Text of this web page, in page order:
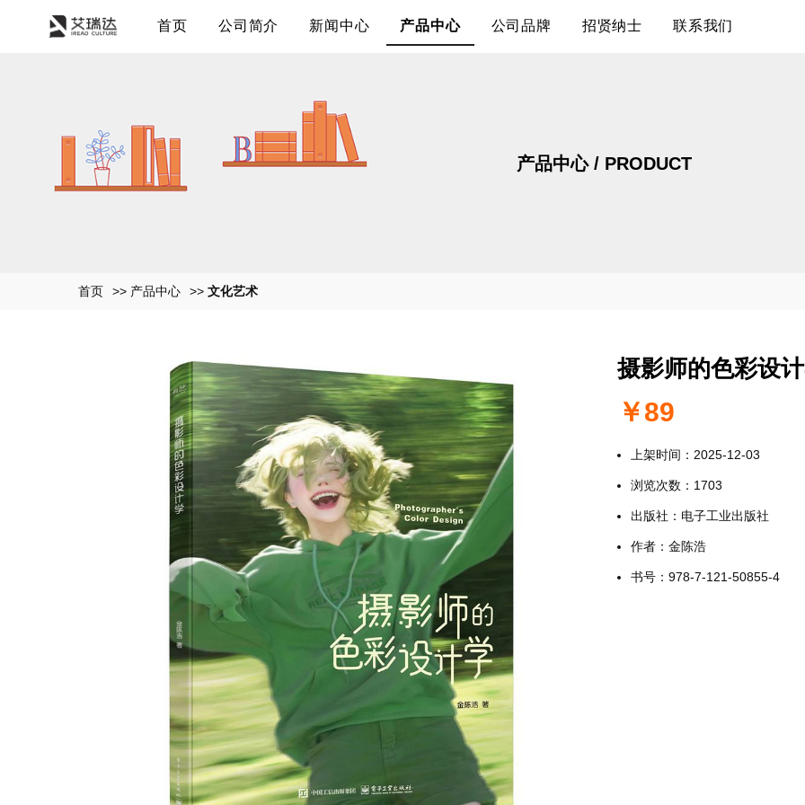
首页 公司简介 新闻中心 产品中心 公司品牌 招贤纳士 联系我们
产品中心 / PRODUCT
首页 >> 产品中心 >> 文化艺术
摄影师的色彩设
价
格
￥89
上架时间：2025-12-03
浏览次数：1703
出版社：电子工业出版社
作者：金陈浩
书号：978-7-121-50855-4